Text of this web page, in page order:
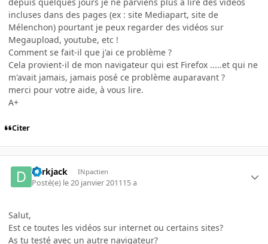
incluses dans des pages (ex : site Mediapart, site de
Mélenchon) pourtant je peux regarder des vidéos sur
Megaupload, youtube, etc !
Comment se fait-il que j'ai ce problème ?
Cela provient-il de mon navigateur qui est Firefox .....et qui ne
m'avait jamais, jamais posé ce problème auparavant ?
merci pour votre aide, à vous lire.
A+
Citer
darkjack INpactien
Posté(e) le 20 janvier 201115 a
Salut,
Est ce toutes les vidéos sur internet ou certains sites?
As tu testé avec un autre navigateur?